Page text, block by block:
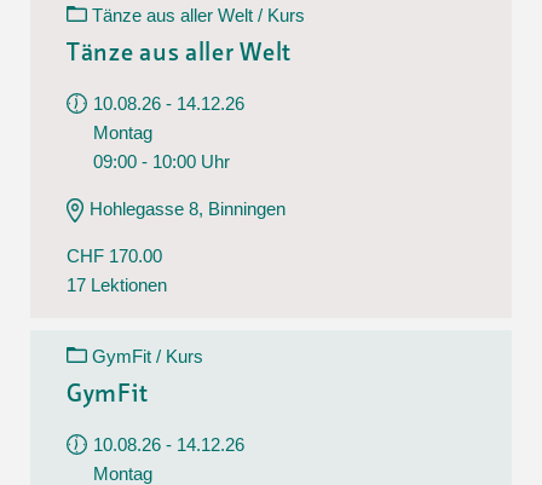
Tänze aus aller Welt / Kurs
Tänze aus aller Welt
10.08.26 - 14.12.26
Montag
09:00 - 10:00 Uhr
Hohlegasse 8, Binningen
CHF 170.00
17 Lektionen
GymFit / Kurs
GymFit
10.08.26 - 14.12.26
Montag